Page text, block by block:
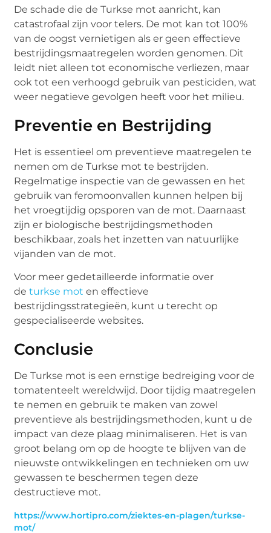
De schade die de Turkse mot aanricht, kan
catastrofaal zijn voor telers. De mot kan tot 100%
van de oogst vernietigen als er geen effectieve
bestrijdingsmaatregelen worden genomen. Dit
leidt niet alleen tot economische verliezen, maar
ook tot een verhoogd gebruik van pesticiden, wat
weer negatieve gevolgen heeft voor het milieu.
Preventie en Bestrijding
Het is essentieel om preventieve maatregelen te
nemen om de Turkse mot te bestrijden.
Regelmatige inspectie van de gewassen en het
gebruik van feromoonvallen kunnen helpen bij
het vroegtijdig opsporen van de mot. Daarnaast
zijn er biologische bestrijdingsmethoden
beschikbaar, zoals het inzetten van natuurlijke
vijanden van de mot.
Voor meer gedetailleerde informatie over
deturkse mot en effectieve
bestrijdingsstrategieën, kunt u terecht op
gespecialiseerde websites.
Conclusie
De Turkse mot is een ernstige bedreiging voor de
tomatenteelt wereldwijd. Door tijdig maatregelen
te nemen en gebruik te maken van zowel
preventieve als bestrijdingsmethoden, kunt u de
impact van deze plaag minimaliseren. Het is van
groot belang om op de hoogte te blijven van de
nieuwste ontwikkelingen en technieken om uw
gewassen te beschermen tegen deze
destructieve mot.
https://www.hortipro.com/ziektes-en-plagen/turkse-
mot/